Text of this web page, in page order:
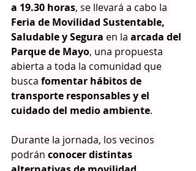
a 19.30 horas, se llevará a cabo la
Feria de Movilidad Sustentable,
Saludable y Segura en la arcada del
Parque de Mayo, una propuesta
abierta a toda la comunidad que
busca fomentar hábitos de
transporte responsables y el
cuidado del medio ambiente.
Durante la jornada, los vecinos
podrán conocer distintas